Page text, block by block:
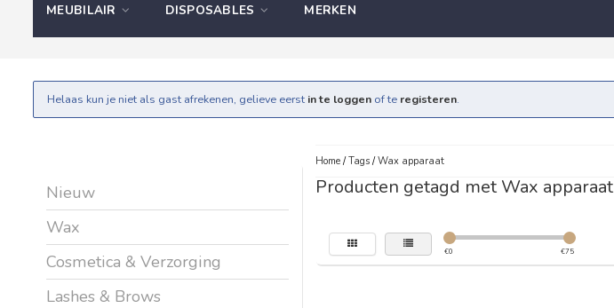
MEUBILAIR DISPOSABLES MERKEN
Helaas kun je niet als gast afrekenen, gelieve eerst in te loggen of te registeren.
Nieuw
Wax
Cosmetica & Verzorging
Lashes & Brows
Home/Tags/Wax apparaat
Producten getagd met Wax apparaat
€0 €75